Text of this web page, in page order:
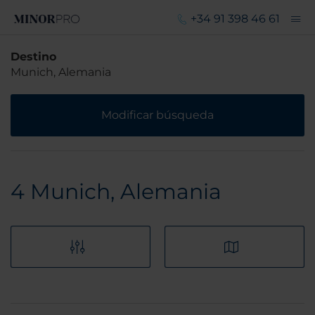
+34 91 398 46 61
Destino
Munich, Alemania
Modificar búsqueda
4 Munich, Alemania